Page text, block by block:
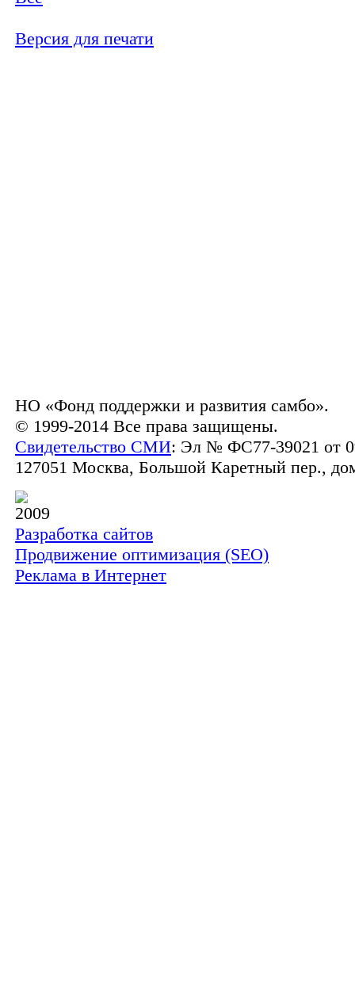
Версия для печати
НО «Фонд поддержки и развития самбо».
© 1999-2014 Все права защищены.
Свидетельство СМИ: Эл № ФС77-39021 от
127051 Москва, Большой Каретный пер.,
2009
Разработка сайтов
Продвижение оптимизация (SEO)
Реклама в Интернет